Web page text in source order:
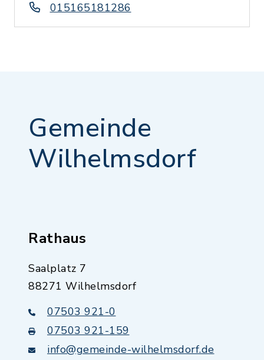
015165181286
Gemeinde
Wilhelmsdorf
Rathaus
Saalplatz 7
88271 Wilhelmsdorf
07503 921-0
07503 921-159
info@gemeinde-wilhelmsdorf.de